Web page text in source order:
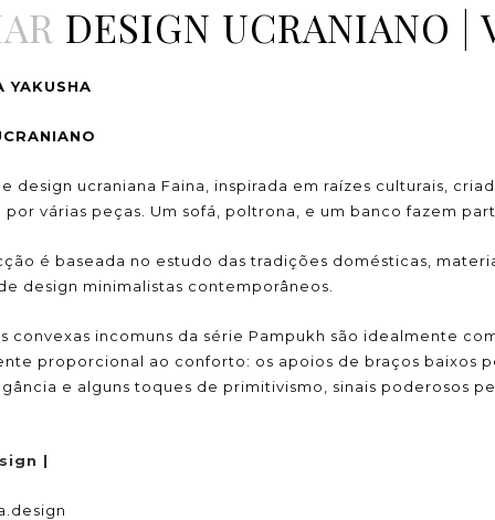
DESIGN UCRANIANO |
YAKUSHA
design ucraniana Faina, inspirada em raízes culturais,
por várias peças. Um sofá, poltrona, e um banco fazem
é baseada no estudo das tradições domésticas,
design minimalistas contemporâneos.
convexas incomuns da série Pampukh são idealmente
proporcional ao conforto: os apoios de braços baixos
e alguns toques de primitivismo, sinais poderosos
|